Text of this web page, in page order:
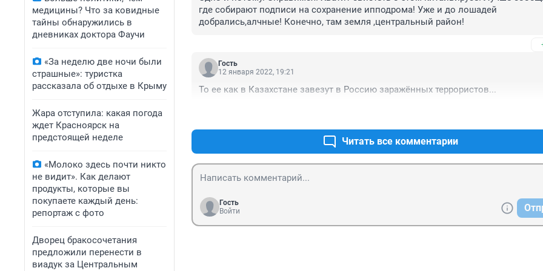
медицины? Что за ковидные
тайны обнаружились в
дневниках доктора Фаучи
«За неделю две ночи были
страшные»: туристка
рассказала об отдыхе в Крыму
Жара отступила: какая погода
ждет Красноярск на
предстоящей неделе
«Молоко здесь почти никто
не видит». Как делают
продукты, которые вы
покупаете каждый день:
репортаж с фото
Дворец бракосочетания
предложили перенести в
виадук за Центральным
где собирают подписи на сохранение ипподрома! Уже и до лошадей
добрались,алчные! Конечно, там земля ,центральный район!
Гость
12 января 2022, 19:21
То ее как в Казахстане завезут в Россию заражённых террористов...
Читать все комментарии
Гость
Войти